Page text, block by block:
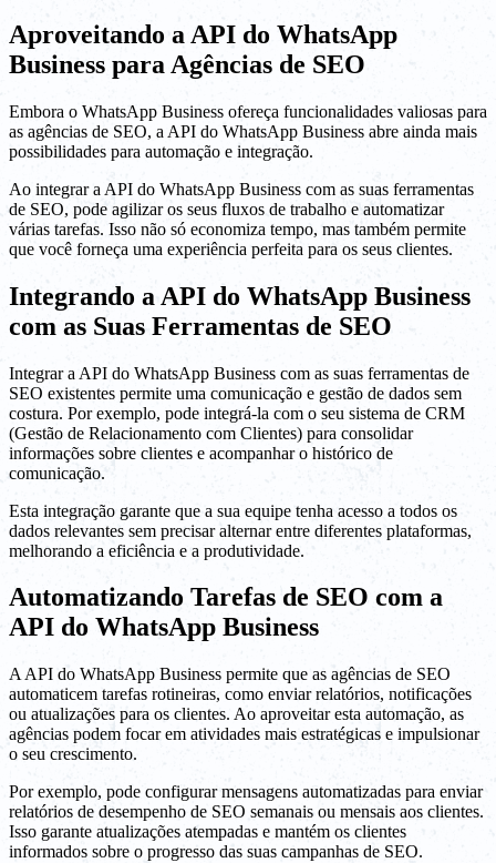
Aproveitando a API do WhatsApp
Business para Agências de SEO
Embora o WhatsApp Business ofereça funcionalidades valiosas para
as agências de SEO, a API do WhatsApp Business abre ainda mais
possibilidades para automação e integração.
Ao integrar a API do WhatsApp Business com as suas ferramentas
de SEO, pode agilizar os seus fluxos de trabalho e automatizar
várias tarefas. Isso não só economiza tempo, mas também permite
que você forneça uma experiência perfeita para os seus clientes.
Integrando a API do WhatsApp Business
com as Suas Ferramentas de SEO
Integrar a API do WhatsApp Business com as suas ferramentas de
SEO existentes permite uma comunicação e gestão de dados sem
costura. Por exemplo, pode integrá-la com o seu sistema de CRM
(Gestão de Relacionamento com Clientes) para consolidar
informações sobre clientes e acompanhar o histórico de
comunicação.
Esta integração garante que a sua equipe tenha acesso a todos os
dados relevantes sem precisar alternar entre diferentes plataformas,
melhorando a eficiência e a produtividade.
Automatizando Tarefas de SEO com a
API do WhatsApp Business
A API do WhatsApp Business permite que as agências de SEO
automaticem tarefas rotineiras, como enviar relatórios, notificações
ou atualizações para os clientes. Ao aproveitar esta automação, as
agências podem focar em atividades mais estratégicas e impulsionar
o seu crescimento.
Por exemplo, pode configurar mensagens automatizadas para enviar
relatórios de desempenho de SEO semanais ou mensais aos clientes.
Isso garante atualizações atempadas e mantém os clientes
informados sobre o progresso das suas campanhas de SEO.